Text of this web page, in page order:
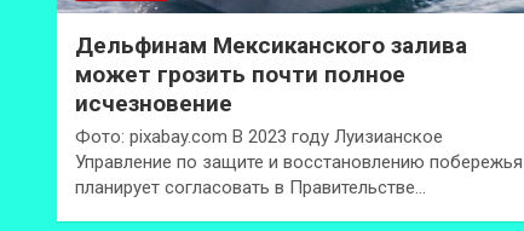
Дельфинам Мексиканского залива
может грозить почти полное
исчезновение
Фото: pixabay.com В 2023 году Луизианское
Управление по защите и восстановлению побережья
планирует согласовать в Правительстве…